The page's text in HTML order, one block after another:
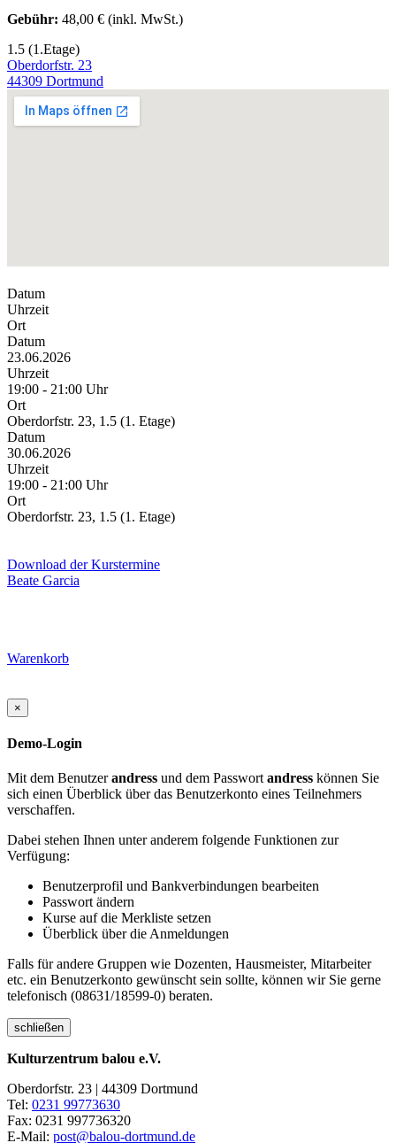
Gebühr: 48,00 € (inkl. MwSt.)
1.5 (1.Etage)
Oberdorfstr. 23
44309 Dortmund
Datum
Uhrzeit
Ort
Datum
23.06.2026
Uhrzeit
19:00 - 21:00 Uhr
Ort
Oberdorfstr. 23, 1.5 (1. Etage)
Datum
30.06.2026
Uhrzeit
19:00 - 21:00 Uhr
Ort
Oberdorfstr. 23, 1.5 (1. Etage)
Download der Kurstermine
Beate Garcia
Warenkorb
×
Demo-Login
Mit dem Benutzerandress und dem Passwort andress können Sie
sich einen Überblick über das Benutzerkonto eines Teilnehmers
verschaffen.
Dabei stehen Ihnen unter anderem folgende Funktionen zur
Verfügung:
Benutzerprofil und Bankverbindungen bearbeiten
Passwort ändern
Kurse auf die Merkliste setzen
Überblick über die Anmeldungen
Falls für andere Gruppen wie Dozenten, Hausmeister, Mitarbeiter
etc. ein Benutzerkonto gewünscht sein sollte, können wir Sie gerne
telefonisch (08631/18599-0) beraten.
schließen
Kulturzentrum balou e.V.
Oberdorfstr. 23 | 44309 Dortmund
Tel: 0231 99773630
Fax: 0231 997736320
E-Mail: post@balou-dortmund.de